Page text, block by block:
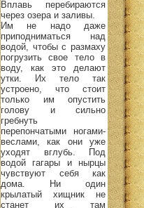
Вплавь перебираются
через озера и заливы.
Им не надо даже
приподниматься над
водой, чтобы с размаху
погрузить свое тело в
воду, как это делают
утки. Их тело так
устроено, что стоит
только им опустить
голову и сильно
гребнуть
перепончатыми ногами-
веслами, как они уже
уходят вглубь. Под
водой гагары и нырцы
чувствуют себя как
дома. Ни один
крылатый хищник не
станет их там